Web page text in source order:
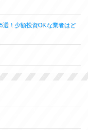
！少額投資OKな業者はど